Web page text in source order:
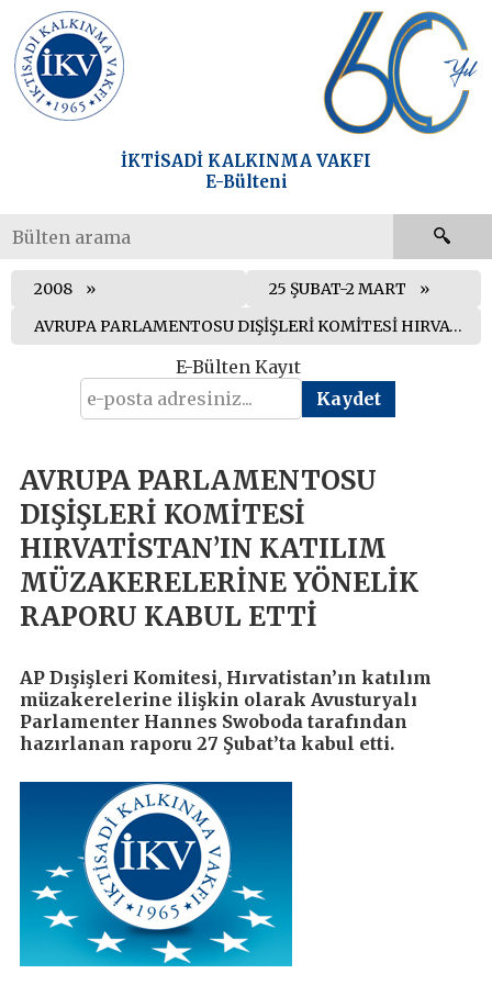
İKTİSADİ KALKINMA VAKFI
E-Bülteni
2008
25 ŞUBAT-2 MART
AVRUPA PARLAMENTOSU DIŞİŞLERİ KOMİTESİ HIRVATİSTAN’IN KATILIM MÜZAKERELERİNE YÖNELİK RAPORU KABUL ETTİ
E-Bülten Kayıt
AVRUPA PARLAMENTOSU
DIŞİŞLERİ KOMİTESİ
HIRVATİSTAN’IN KATILIM
MÜZAKERELERİNE YÖNELİK
RAPORU KABUL ETTİ
AP Dışişleri Komitesi, Hırvatistan’ın katılım
müzakerelerine ilişkin olarak Avusturyalı
Parlamenter Hannes Swoboda tarafından
hazırlanan raporu 27 Şubat’ta kabul etti.